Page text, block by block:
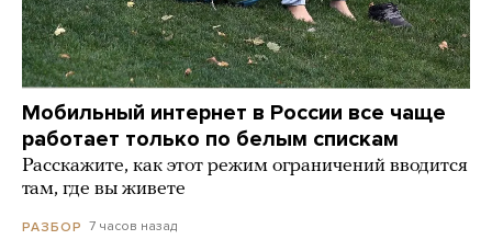
Мобильный интернет в России все чаще
работает только по белым спискам
Расскажите, как этот режим ограничений вводится
там, где вы живете
РАЗБОР 7 часов назад